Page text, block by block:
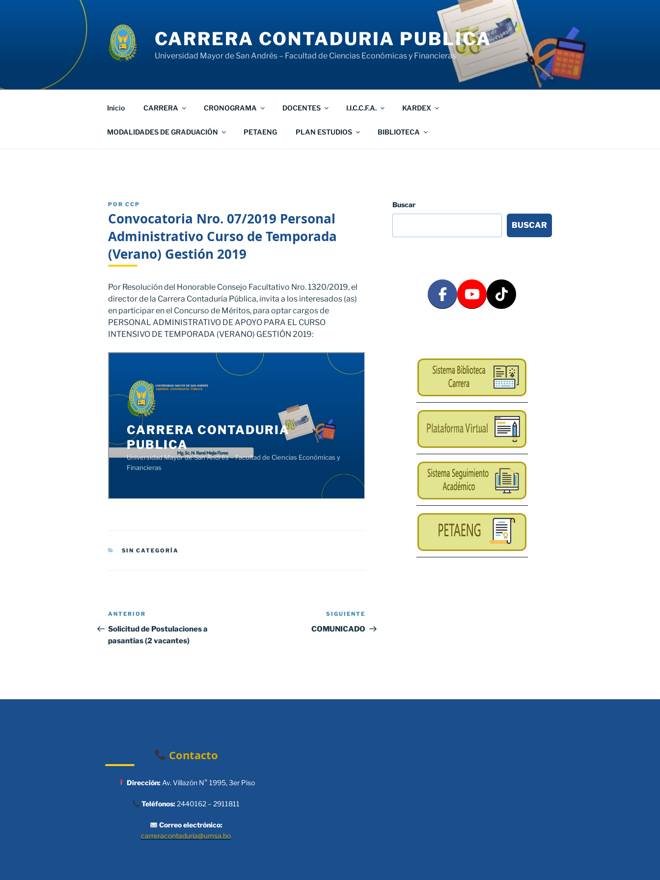
CARRERA CONTADURIA PUBLICA
Universidad Mayor de San Andrés – Facultad de Ciencias Económicas y Financieras
Inicio CARRERA CRONOGRAMA DOCENTES I.I.C.C.F.A. KARDEX
MODALIDADES DE GRADUACIÓN PETAENG PLAN ESTUDIOS BIBLIOTECA
PUBLICADO
POR CCP
Convocatoria Nro. 07/2019 Personal
Administrativo Curso de Temporada
(Verano) Gestión 2019
Por Resolución del Honorable Consejo Facultativo Nro. 1320/2019, el
director de la Carrera Contaduría Pública, invita a los interesados (as)
en participar en el Concurso de Méritos, para optar cargos de
PERSONAL ADMINISTRATIVO DE APOYO PARA EL CURSO
INTENSIVO DE TEMPORADA (VERANO) GESTIÓN 2019:
CATEGORÍAS
SIN CATEGORÍA
Navegación
de
entradas
Entrada
anterior:
ANTERIOR
Solicitud de Postulaciones a
pasantías (2 vacantes)
entrada
SIGUIENTE
COMUNICADO
Buscar
BUSCAR
Contacto
Dirección:Av. Villazón N° 1995, 3er Piso
Teléfonos:2440162 – 2911811
Correo electrónico:
carreracontaduria@umsa.bo